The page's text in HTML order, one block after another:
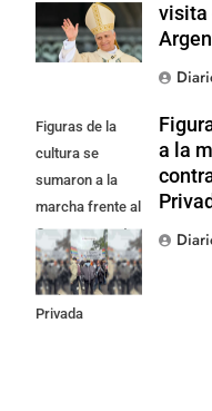
visita
Figuras de la
cultura se
sumaron a la
marcha frente al
Congreso contra
la Ley de
Propiedad
Privada
a la